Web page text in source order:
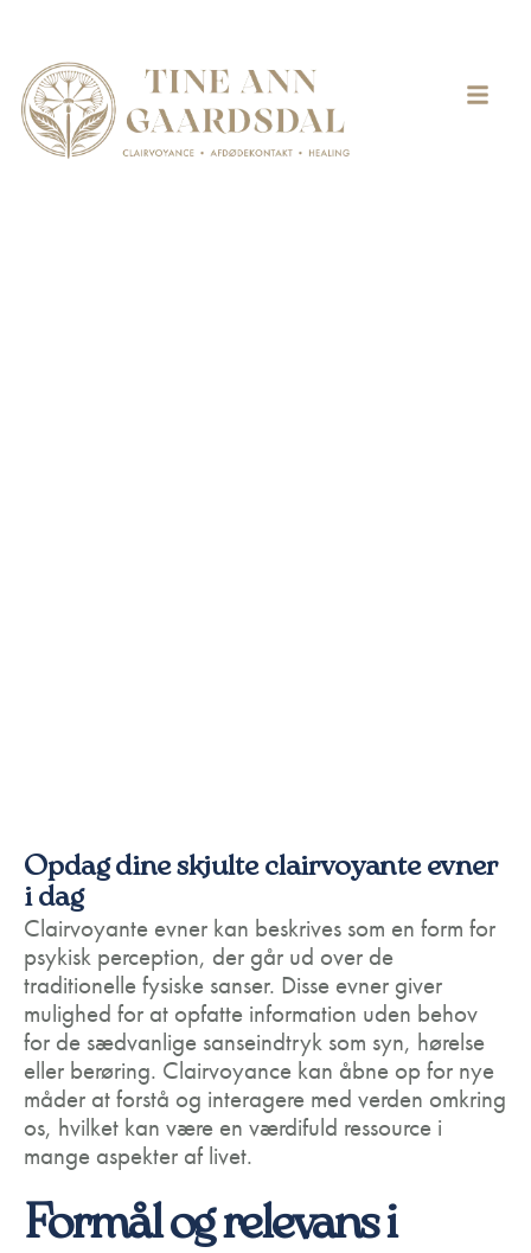
Opdag dine skjulte clairvoyante evner
i dag
Clairvoyante evner kan beskrives som en form for
psykisk perception, der går ud over de
traditionelle fysiske sanser. Disse evner giver
mulighed for at opfatte information uden behov
for de sædvanlige sanseindtryk som syn, hørelse
eller berøring. Clairvoyance kan åbne op for nye
måder at forstå og interagere med verden omkring
os, hvilket kan være en værdifuld ressource i
mange aspekter af livet.
Formål og relevans i